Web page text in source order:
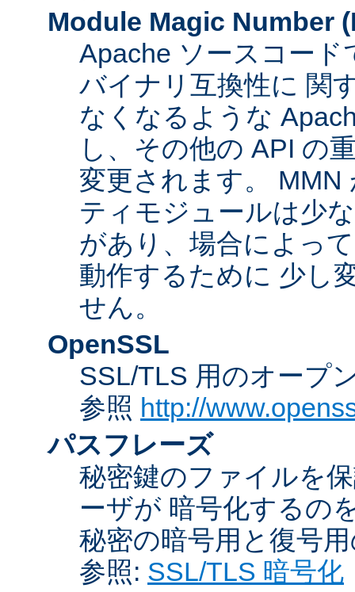
Module Magic Number (
Apache ソースコー
バイナリ互換性に 関
なくなるような
し、その他の API の
変更されます。
ティモジュールは少
があり、場合によっ
動作するために 少し
せん。
OpenSSL
SSL/TLS 用のオープ
参照 http://
パスフレーズ
秘密鍵のファイルを
ーザが 暗号化するの
秘密の暗号用と復号
参照: SSL/TLS 暗号化